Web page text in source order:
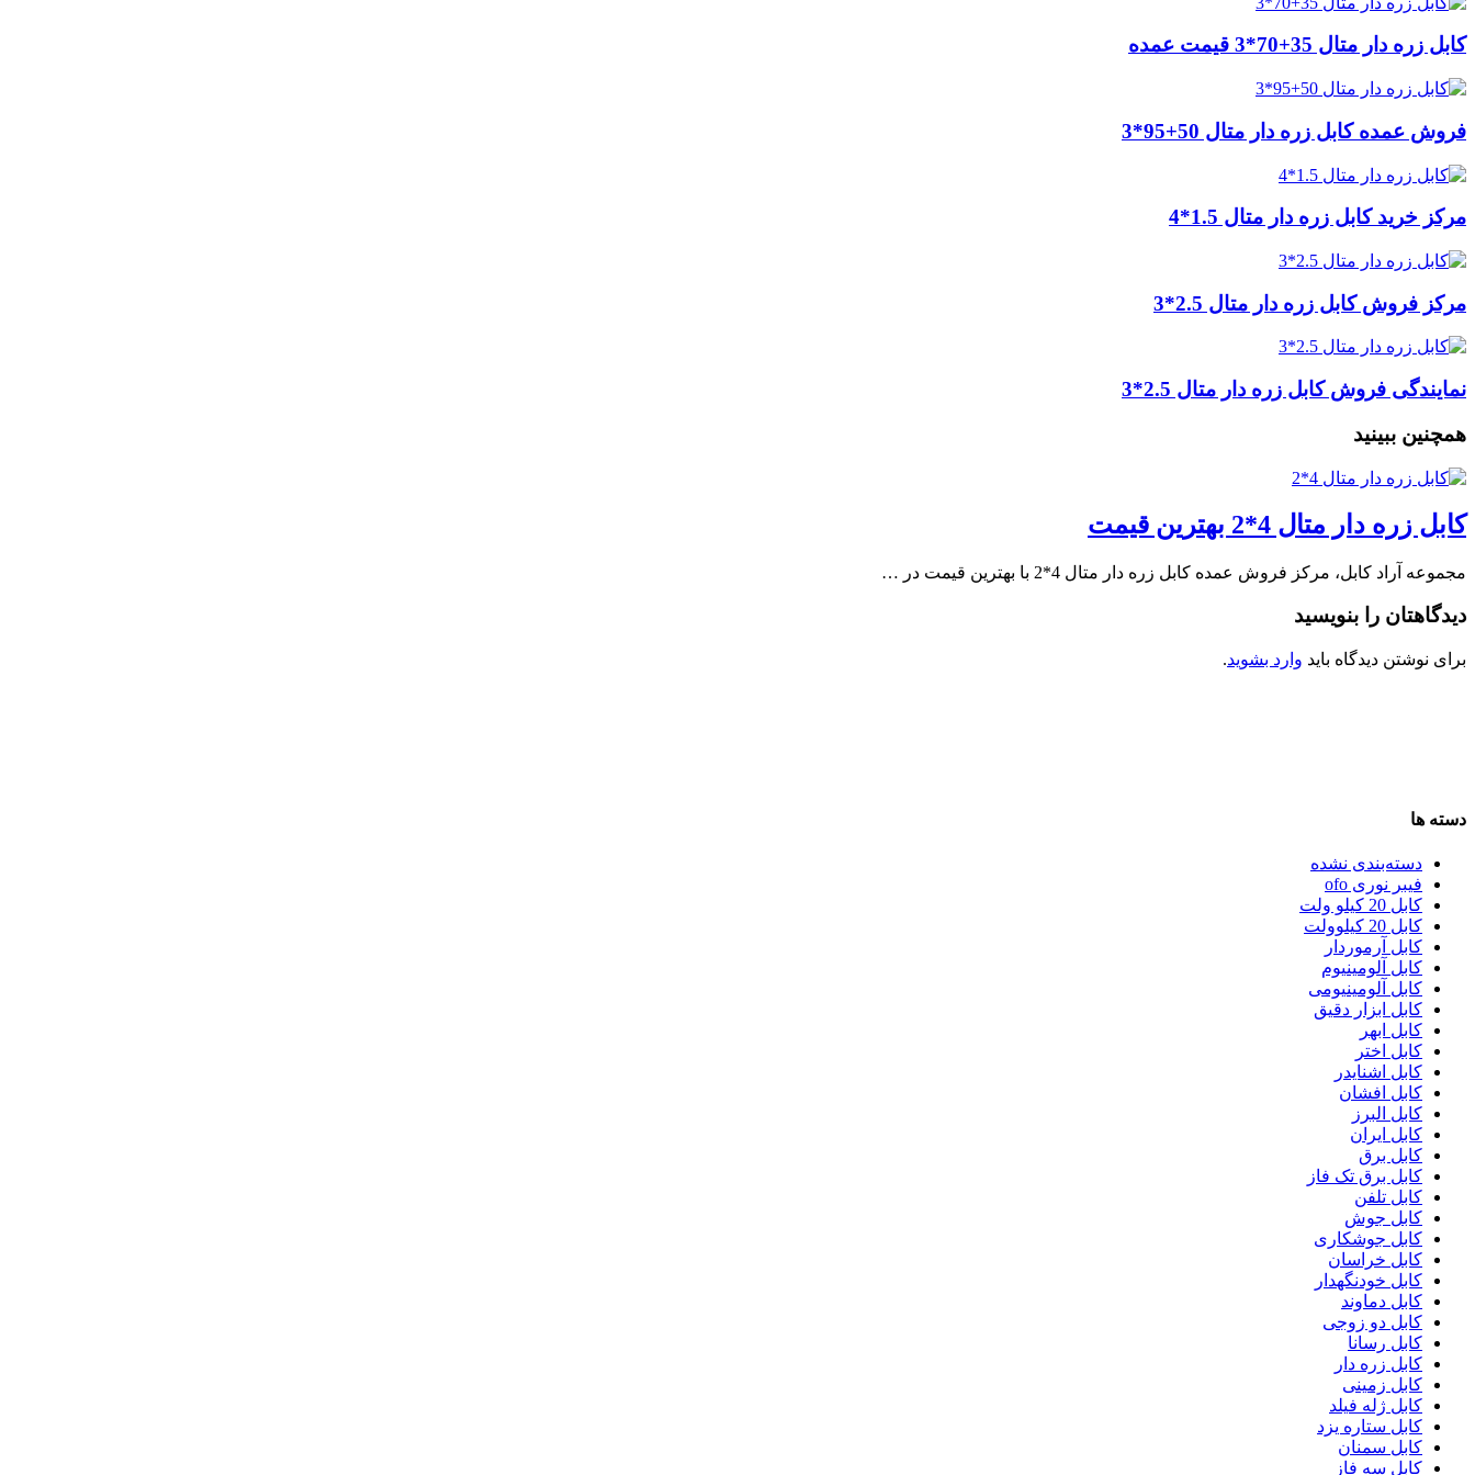
کابل زره دار متال 35+70*3 قیمت عمده
فروش عمده کابل زره دار متال 50+95*3
مرکز خرید کابل زره دار متال 1.5*4
مرکز فروش کابل زره دار متال 2.5*3
نمایندگی فروش کابل زره دار متال 2.5*3
همچنین ببینید
کابل زره دار متال 4*2 بهترین قیمت
مجموعه آراد کابل، مرکز فروش عمده کابل زره دار متال 4*2 با بهترین قیمت در …
دیدگاهتان را بنویسید
برای نوشتن دیدگاه باید وارد بشوید.
دسته ها
دسته‌بندی نشده
فیبر نوری ofo
کابل 20 کیلو ولت
کابل 20 کیلوولت
کابل آرموردار
کابل آلومینیوم
کابل آلومینیومی
کابل ابزار دقیق
کابل ابهر
کابل اختر
کابل اشنایدر
کابل افشان
کابل البرز
کابل ایران
کابل برق
کابل برق تک فاز
کابل تلفن
کابل جوش
کابل جوشکاری
کابل خراسان
کابل خودنگهدار
کابل دماوند
کابل دو زوجی
کابل رسانا
کابل زره دار
کابل زمینی
کابل ژله فیلد
کابل ستاره یزد
کابل سمنان
کابل سه فاز